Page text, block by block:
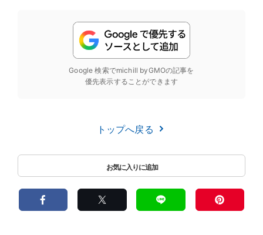
Google 検索でmichill byGMOの記事を
優先表示することができます
トップへ戻る